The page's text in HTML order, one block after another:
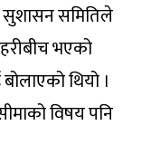
समितिले
भएको
थियो ।
विषय पनि